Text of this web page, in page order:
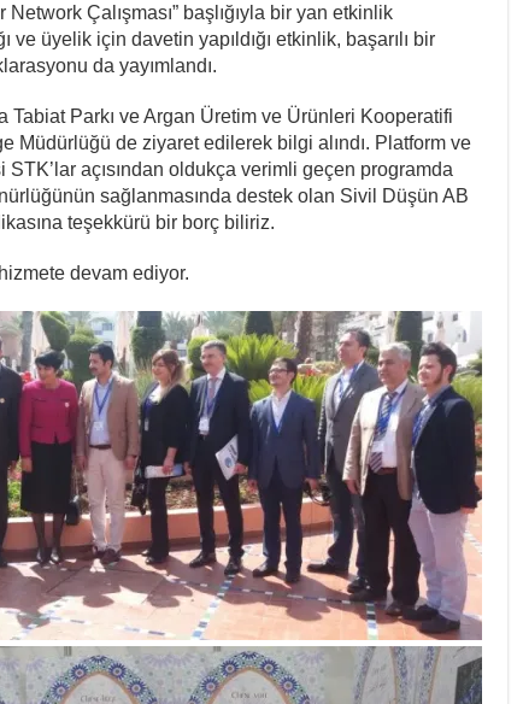
Çalışması” başlığıyla bir yan etkinlik
ve üyelik için davetin yapıldığı etkinlik, başarılı bir
da yayımlandı.
Tabiat Parkı ve Argan Üretim ve Ürünleri Kooperatifi
Müdürlüğü de ziyaret edilerek bilgi alındı. Platform ve
STK’lar açısından oldukça verimli geçen programda
sağlanmasında destek olan Sivil Düşün AB
teşekkürü bir borç biliriz.
devam ediyor.